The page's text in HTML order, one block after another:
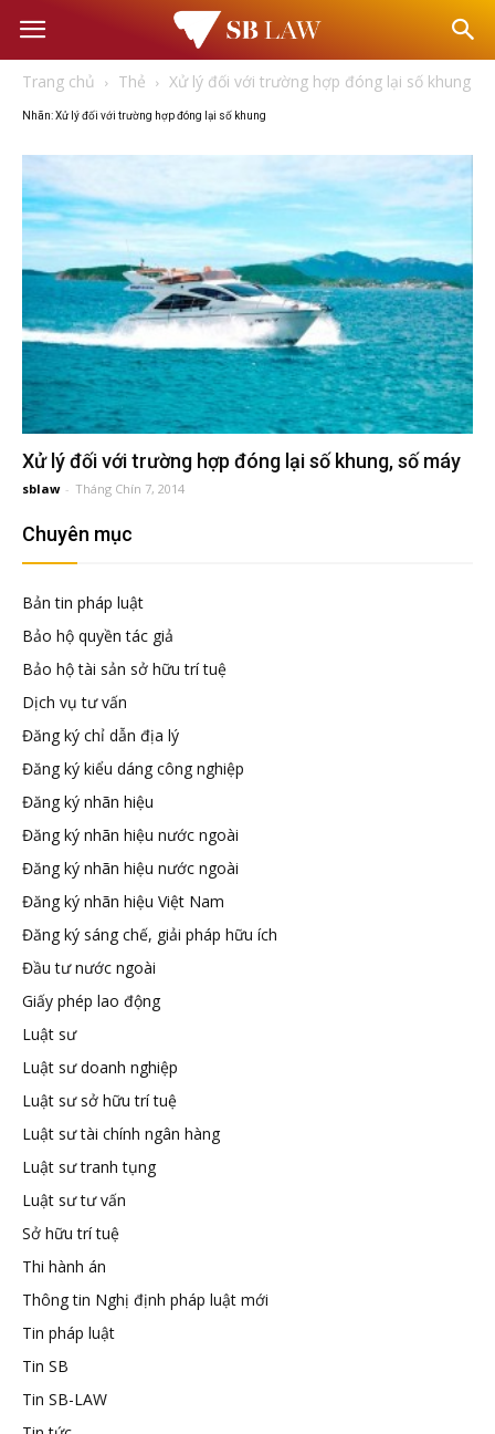
Văn
vấn
đầu
Đại
diện
hữu
tuệ
Trang chủ Thẻ Xử lý đối với trường hợp đóng lại số khung
Nhãn: Xử lý đối với trường hợp đóng lại số khung
Xử lý đối với trường hợp đóng lại số khung, số máy
sblaw - Tháng Chín 7, 2014
Chuyên mục
Bản tin pháp luật
Bảo hộ quyền tác giả
Bảo hộ tài sản sở hữu trí tuệ
Dịch vụ tư vấn
Đăng ký chỉ dẫn địa lý
Đăng ký kiểu dáng công nghiệp
Đăng ký nhãn hiệu
Đăng ký nhãn hiệu nước ngoài
Đăng ký nhãn hiệu nước ngoài
Đăng ký nhãn hiệu Việt Nam
Đăng ký sáng chế, giải pháp hữu ích
Đầu tư nước ngoài
Giấy phép lao động
Luật sư
Luật sư doanh nghiệp
Luật sư sở hữu trí tuệ
Luật sư tài chính ngân hàng
Luật sư tranh tụng
Luật sư tư vấn
Sở hữu trí tuệ
Thi hành án
Thông tin Nghị định pháp luật mới
Tin pháp luật
Tin SB
Tin SB-LAW